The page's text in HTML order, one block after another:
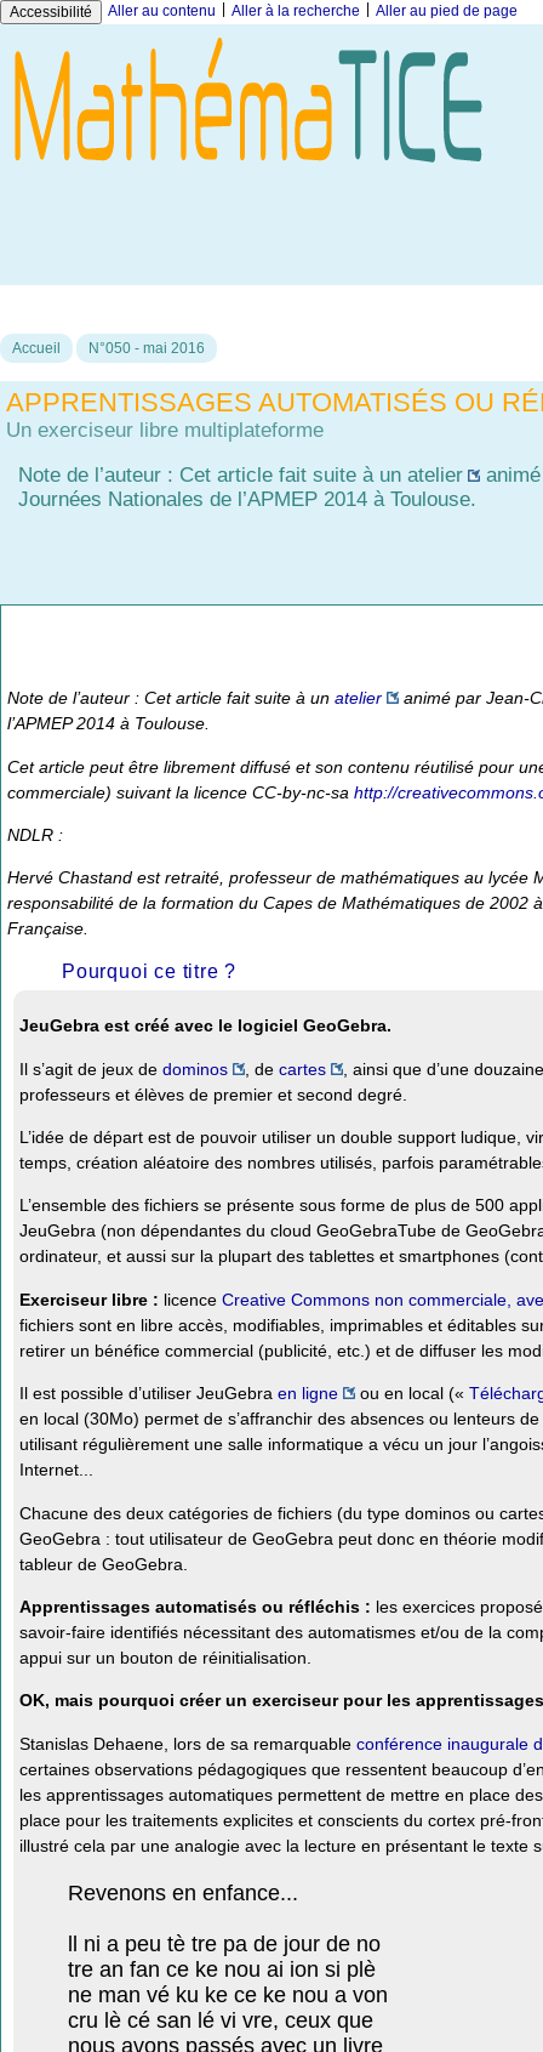
Accessibilité Aller au contenu Aller à la recherche Aller au pied de page
Accueil N°050 - mai 2016
APPRENTISSAGES AUTOMATISÉS OU
Un exerciseur libre multiplateforme
Note de l’auteur : Cet article fait suite à un atelier
Journées Nationales de l’APMEP 2014 à Toulouse.
Note de l’auteur : Cet article fait suite à un atelier
animé par Jean-
l’APMEP 2014 à Toulouse.
Cet article peut être librement diffusé et son contenu réutilisé pour
commerciale) suivant la licence CC-by-nc-sa http://
NDLR :
Hervé Chastand est retraité, professeur de mathématiques au lycée
responsabilité de la formation du Capes de Mathématiques de 2002
Française.
Pourquoi ce titre ?
JeuGebra est créé avec le logiciel GeoGebra.
Il s’agit de jeux de dominos , de cartes
, ainsi que d’une
professeurs et élèves de premier et second degré.
L’idée de départ est de pouvoir utiliser un double support ludique,
temps, création aléatoire des nombres utilisés, parfois
L’ensemble des fichiers se présente sous forme de plus de 500
JeuGebra (non dépendantes du cloud GeoGebraTube de
ordinateur, et aussi sur la plupart des tablettes et smartphones
Exerciseur libre : licence Creative Commons non commerciale,
fichiers sont en libre accès, modifiables, imprimables et éditables
retirer un bénéfice commercial (publicité, etc.) et de diffuser les
Il est possible d’utiliser JeuGebra en ligne ou en local («
en local (30Mo) permet de s’affranchir des absences ou lenteurs
utilisant régulièrement une salle informatique a vécu un jour
Internet...
Chacune des deux catégories de fichiers (du type dominos ou
GeoGebra : tout utilisateur de GeoGebra peut donc en théorie
tableur de GeoGebra.
Apprentissages automatisés ou réfléchis : les exercices
savoir-faire identifiés nécessitant des automatismes et/ou de la
appui sur un bouton de réinitialisation.
OK, mais pourquoi créer un exerciseur pour les
Stanislas Dehaene, lors de sa remarquable conférence inaugurale
certaines observations pédagogiques que ressentent beaucoup
les apprentissages automatiques permettent de mettre en place
place pour les traitements explicites et conscients du cortex pré-
illustré cela par une analogie avec la lecture en présentant le texte
Revenons en enfance...
ll ni a peu tè tre pa de jour de no
tre an fan ce ke nou ai ion si plè
ne man vé ku ke ce ke nou a von
cru lè cé san lé vi vre, ceux que
nous avons passés avec un livre